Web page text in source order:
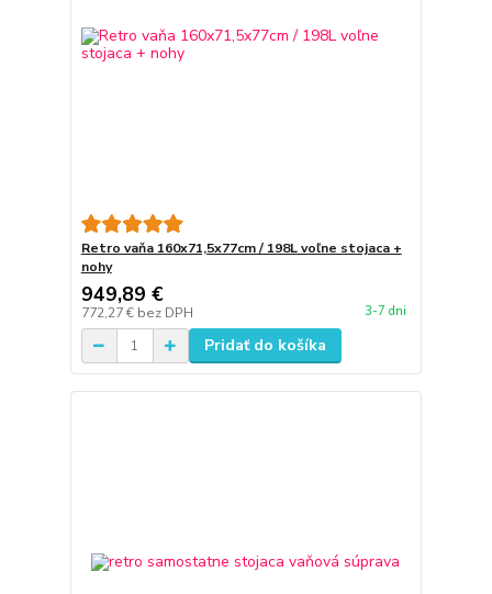
Retro vaňa 160x71,5x77cm / 198L voľne stojaca +
nohy
949,89 €
772,27 € bez DPH 3-7 dni
Pridať do košíka